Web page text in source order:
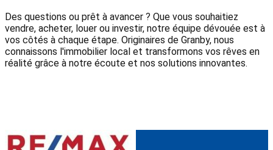
Des questions ou prêt à avancer ? Que vous souhaitiez
vendre, acheter, louer ou investir, notre équipe dévouée est à
vos côtés à chaque étape. Originaires de Granby, nous
connaissons l'immobilier local et transformons vos rêves en
réalité grâce à notre écoute et nos solutions innovantes.